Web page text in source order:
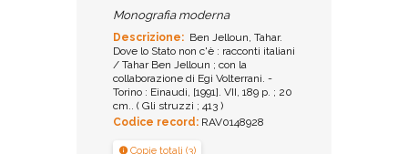
Monografia moderna
Descrizione: Ben Jelloun, Tahar.
Dove lo Stato non c'è : racconti italiani
/ Tahar Ben Jelloun ; con la
collaborazione di Egi Volterrani. -
Torino : Einaudi, [1991]. VII, 189 p. ; 20
cm.. ( Gli struzzi ; 413 )
Codice record: RAV0148928
Copie totali (3)